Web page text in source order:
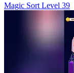
Magic Sort Level 39